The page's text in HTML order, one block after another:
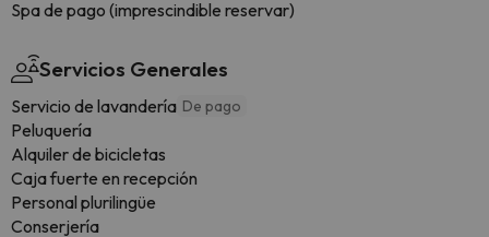
Spa de pago (imprescindible reservar)
Servicios Generales
Servicio de lavandería De pago
Peluquería
Alquiler de bicicletas
Caja fuerte en recepción
Personal plurilingüe
Conserjería